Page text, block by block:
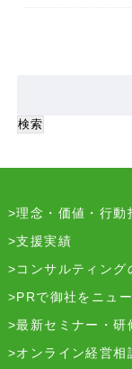
理念・価値・行動
支援実績
コンサルティング
PRで御社をニュー
最新セミナー・研
オンライン経営相